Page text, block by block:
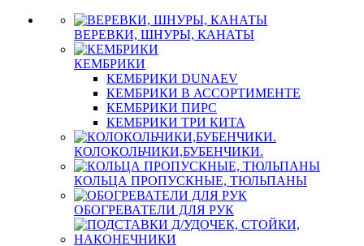
ВЕРЕВКИ, ШНУРЫ, КАНАТЫ
КЕМБРИКИ
КЕМБРИКИ DUNAEV
КЕМБРИКИ В АССОРТИМЕНТЕ
КЕМБРИКИ ПИРС
КЕМБРИКИ ТРИ КИТА
КОЛОКОЛЬЧИКИ,БУБЕНЧИКИ.
КОЛЬЦА ПРОПУСКНЫЕ, ТЮЛЬПАНЫ
ОБОГРЕВАТЕЛИ ДЛЯ РУК